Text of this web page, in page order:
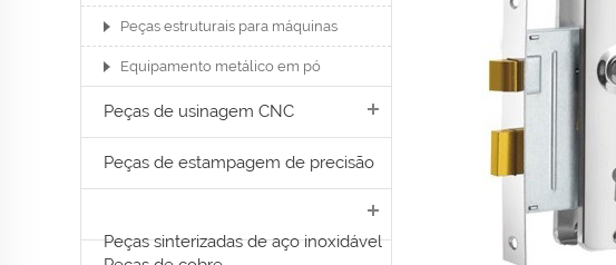
Peças estruturais para máquinas
Equipamento metálico em pó
Peças de usinagem CNC
Peças de estampagem de precisão
Peças sinterizadas de aço inoxidável